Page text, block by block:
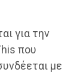
για την
που
με